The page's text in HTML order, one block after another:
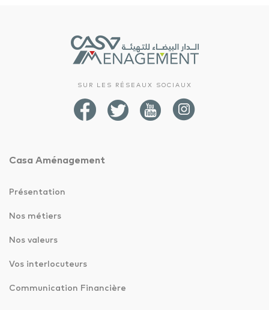
SUR LES RÉSEAUX SOCIAUX
Casa Aménagement
Présentation
Nos métiers
Nos valeurs
Vos interlocuteurs
Communication Financière